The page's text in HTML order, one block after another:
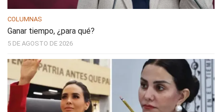
COLUMNAS
Ganar tiempo, ¿para qué?
5 DE AGOSTO DE 2026